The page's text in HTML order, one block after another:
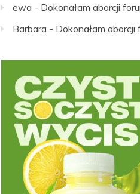
ewa - Dokonałam aborcji
Barbara - Dokonałam aborcji